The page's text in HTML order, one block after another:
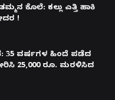
ಕೊಲೆ: ಕಲ್ಲು ಎತ್ತಿ ಹಾಕಿ
!
35 ವರ್ಷಗಳ ಹಿಂದೆ ಪಡೆದ
25,000 ರೂ. ಮರಳಿಸಿದ